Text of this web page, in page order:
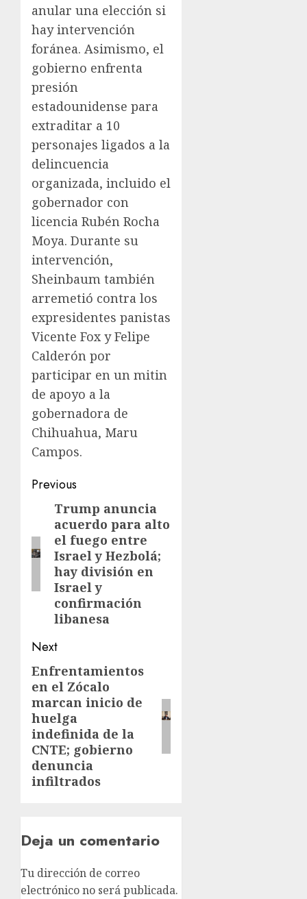
anular una elección si
hay intervención
foránea. Asimismo, el
gobierno enfrenta
presión
estadounidense para
extraditar a 10
personajes ligados a la
delincuencia
organizada, incluido el
gobernador con
licencia Rubén Rocha
Moya. Durante su
intervención,
Sheinbaum también
arremetió contra los
expresidentes panistas
Vicente Fox y Felipe
Calderón por
participar en un mitin
de apoyo a la
gobernadora de
Chihuahua, Maru
Campos.
Previous
Trump anuncia
acuerdo para alto
el fuego entre
Israel y Hezbolá;
hay división en
Israel y
confirmación
libanesa
Next
Enfrentamientos
en el Zócalo
marcan inicio de
huelga
indefinida de la
CNTE; gobierno
denuncia
infiltrados
Deja un comentario
Tu dirección de correo
electrónico no será publicada.